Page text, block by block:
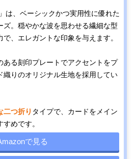
は、ベーシックかつ実用性に優れた
ズ。穏やかな波を思わせる繊細な型
、エレガントな印象を与えます。
ある刻印プレートでアクセントをプ
織りのオリジナル生地を採用してい
二つ折り タイプで、カードをメイン
めです。
で見る